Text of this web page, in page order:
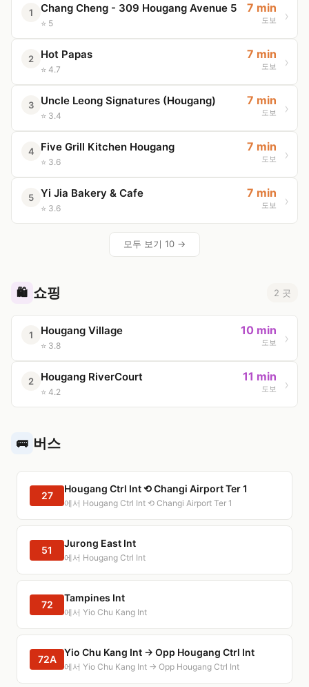
1 Chang Cheng - 309 Hougang Avenue 5
⭐ 5
7 min
도보
2 Hot Papas
⭐ 4.7
7 min
도보
3 Uncle Leong Signatures (Hougang)
⭐ 3.4
7 min
도보
4 Five Grill Kitchen Hougang
⭐ 3.6
7 min
도보
5 Yi Jia Bakery & Cafe
⭐ 3.6
7 min
도보
모두 보기 10 →
🛍️ 쇼핑 2 곳
1 Hougang Village
⭐ 3.8
10 min
도보
2 Hougang RiverCourt
⭐ 4.2
11 min
도보
🚌 버스
27
Hougang Ctrl Int ⟲ Changi Airport Ter 1
에서 Hougang Ctrl Int ⟲ Changi Airport Ter 1
51
Jurong East Int
에서 Hougang Ctrl Int
72
Tampines Int
에서 Yio Chu Kang Int
72A
Yio Chu Kang Int → Opp Hougang Ctrl Int
에서 Yio Chu Kang Int → Opp Hougang Ctrl Int